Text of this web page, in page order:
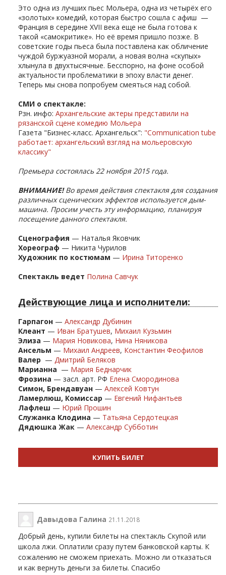
Это одна из лучших пьес Мольера, одна из четырёх его
«золотых» комедий, которая быстро сошла с афиш —
Франция в середине XVII века еще не была готова к
такой «самокритике». Но её время пришло позже. В
советские годы пьеса была поставлена как обличение
чуждой буржуазной морали, а новая волна «скупых»
хлынула в двухтысячные. Бесспорно, на фоне особой
актуальности проблематики в эпоху власти денег.
Теперь мы снова попробуем смеяться над собой.
СМИ о спектакле:
Рзн. инфо: Архангельские актеры представили на
рязанской сцене комедию Мольера
Газета "Бизнес-класс. Архангельск": "Communication tube
работает: архангельский взгляд на мольеровскую
классику"
Премьера состоялась 22 ноября 2015 года.
ВНИМАНИЕ!Во время действия спектакля для создания
различных сценических эффектов используется дым-
машина. Просим учесть эту информацию, планируя
посещение данного спектакля.
Сценография — Наталья Яковчик
Хореограф — Никита Чурилов
Художник по костюмам — Ирина Титоренко
Спектакль ведет Полина Савчук
Действующие лица и исполнители:
Гарпагон — Александр Дубинин
Клеант — Иван Братушев, Михаил Кузьмин
Элиза — Мария Новикова, Нина Няникова
Ансельм — Михаил Андреев, Константин Феофилов
Валер — Дмитрий Беляков
Марианна — Мария Беднарчик
Фрозина — засл. арт. РФ Елена Смородинова
Симон, Брендавуан — Алексей Ковтун
Ламерлюш, Комиссар — Евгений Нифантьев
Лафлеш — Юрий Прошин
Служанка Клодина — Татьяна Сердотецкая
Дядюшка Жак — Александр Субботин
КУПИТЬ БИЛЕТ
Давыдова Галина 21.11.2018
Добрый день, купили билеты на спектакль Скупой или
школа лжи. Оплатили сразу путем банковской карты. К
сожалению не сможем приехать. Можно ли отказаться
и как вернуть деньги за билеты. Спасибо